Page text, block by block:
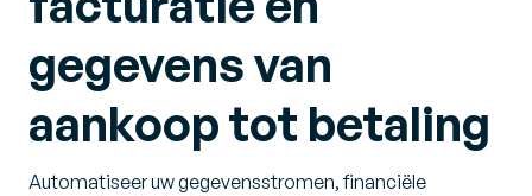
gegevens van
aankoop tot betaling
Automatiseer uw gegevensstromen, financiële